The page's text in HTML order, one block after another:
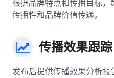
根据品牌特点和传播目标
传播性和品牌价值传递。
传播效果跟踪
发布后提供传播效果分析